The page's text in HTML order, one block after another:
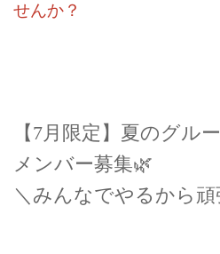
せんか？
【7月限定】夏のグル
メンバー募集🌿
＼みんなでやるから頑